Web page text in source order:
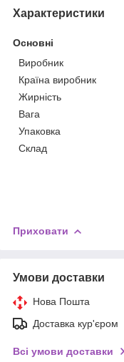
Характеристики
Основні
Виробник
Країна виробник
Жирність
Вага
Упаковка
Склад
Приховати
Умови доставки
Нова Пошта
Доставка кур'єром
Всі умови доставки